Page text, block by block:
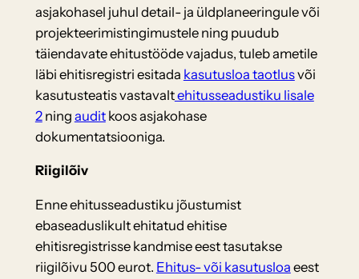
asjakohasel juhul detail- ja üldplaneeringule või
projekteerimistingimustele ning puudub
täiendavate ehitustööde vajadus, tuleb ametile
läbi ehitisregistri esitada kasutusloa taotlusvõi
kasutusteatis vastavaltehitusseadustiku lisale
2ning auditkoos asjakohase
dokumentatsiooniga.
Riigilõiv
Enne ehitusseadustiku jõustumist
ebaseaduslikult ehitatud ehitise
ehitisregistrisse kandmise eest tasutakse
riigilõivu 500 eurot. Ehitus- või kasutusloa eest